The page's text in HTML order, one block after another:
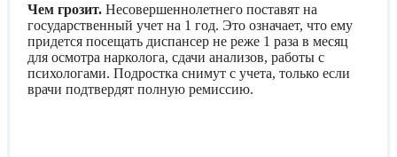
Чем грозит. Несовершеннолетнего поставят на
государственный учет на 1 год. Это означает, что ему
придется посещать диспансер не реже 1 раза в месяц
для осмотра нарколога, сдачи анализов, работы с
психологами. Подростка снимут с учета, только если
врачи подтвердят полную ремиссию.